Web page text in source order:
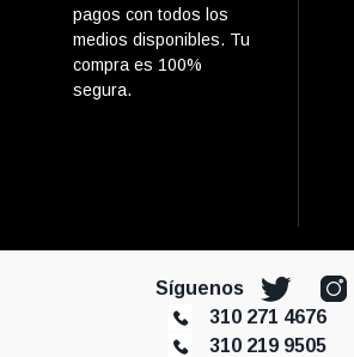
pagos con todos los
medios disponibles. Tu
compra es 100%
segura.
Síguenos
310 271 4676
310 219 9505